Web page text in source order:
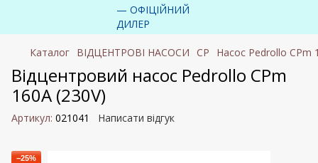
Каталог ВІДЦЕНТРОВІ НАСОСИ CP Насос Pedrollo CPm
Відцентровий насос Pedrollo CPm
160A (230V)
Артикул: 021041 Написати відгук
−25%